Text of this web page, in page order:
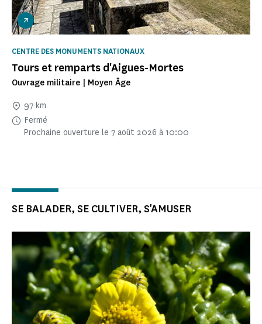
Tours et remparts d'Aigues-Mortes
CENTRE DES MONUMENTS NATIONAUX
Ouvrage militaire | Moyen Âge
97 km
Fermé
Prochaine ouverture le 7 août 2026 à 10:00
SE BALADER, SE CULTIVER, S'AMUSER